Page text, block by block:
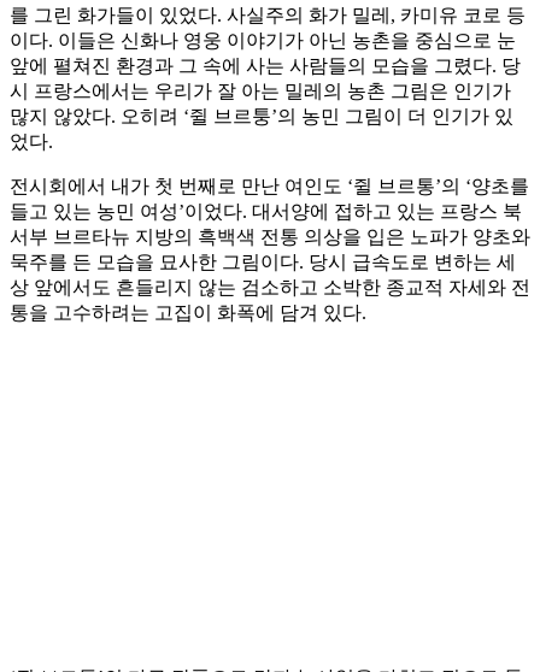
를 그린 화가들이 있었다. 사실주의 화가 밀레, 카미유 코로 등
이다. 이들은 신화나 영웅 이야기가 아닌 농촌을 중심으로 눈
앞에 펼쳐진 환경과 그 속에 사는 사람들의 모습을 그렸다. 당
시 프랑스에서는 우리가 잘 아는 밀레의 농촌 그림은 인기가
많지 않았다. 오히려 ‘쥘 브르퉁’의 농민 그림이 더 인기가 있
었다.
전시회에서 내가 첫 번째로 만난 여인도 ‘쥘 브르통’의 ‘양초를
들고 있는 농민 여성’이었다. 대서양에 접하고 있는 프랑스 북
서부 브르타뉴 지방의 흑백색 전통 의상을 입은 노파가 양초와
묵주를 든 모습을 묘사한 그림이다. 당시 급속도로 변하는 세
상 앞에서도 흔들리지 않는 검소하고 소박한 종교적 자세와 전
통을 고수하려는 고집이 화폭에 담겨 있다.